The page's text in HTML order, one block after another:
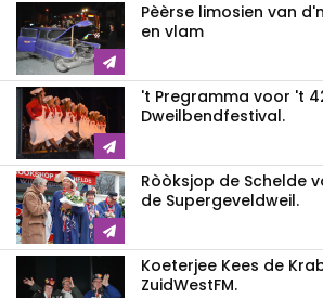
Pèèrse limosien van
en vlam
't Pregramma voor 't
Dweilbendfestival.
Ròòksjop de Schelde
de Supergeveldweil.
Koeterjee Kees de
ZuidWestFM.